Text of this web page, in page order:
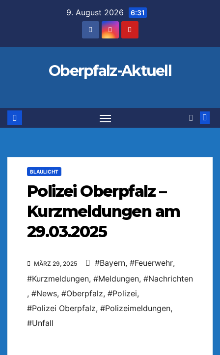
9. August 2026 6:31
Oberpfalz-Aktuell
BLAULICHT
Polizei Oberpfalz –
Kurzmeldungen am
29.03.2025
MÄRZ 29, 2025 #Bayern, #Feuerwehr,
#Kurzmeldungen, #Meldungen, #Nachrichten
, #News, #Oberpfalz, #Polizei,
#Polizei Oberpfalz, #Polizeimeldungen,
#Unfall